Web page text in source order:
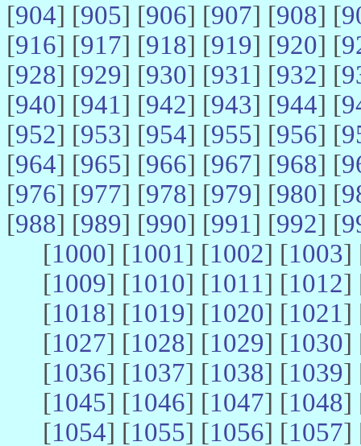
[904] [905] [906] [907] [908] [
[916] [917] [918] [919] [920] [
[928] [929] [930] [931] [932] [
[940] [941] [942] [943] [944] [
[952] [953] [954] [955] [956] [
[964] [965] [966] [967] [968] [
[976] [977] [978] [979] [980] [
[988] [989] [990] [991] [992] [
[1000] [1001] [1002] [1003]
[1009] [1010] [1011] [1012]
[1018] [1019] [1020] [1021]
[1027] [1028] [1029] [1030]
[1036] [1037] [1038] [1039]
[1045] [1046] [1047] [1048]
[1054] [1055] [1056] [1057]